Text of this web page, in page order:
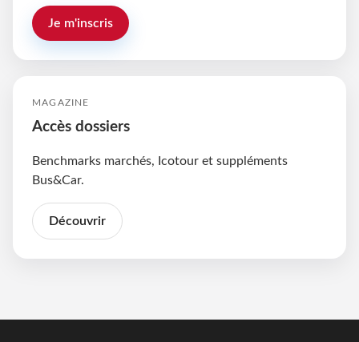
Je m'inscris
MAGAZINE
Accès dossiers
Benchmarks marchés, Icotour et suppléments
Bus&Car.
Découvrir